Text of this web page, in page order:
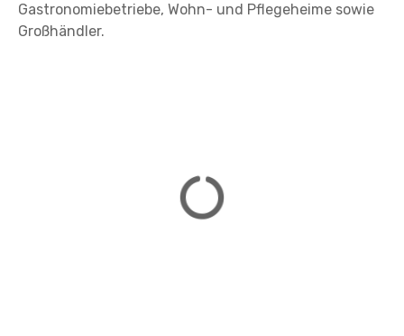
Gastronomiebetriebe, Wohn- und Pflegeheime sowie
Großhändler.